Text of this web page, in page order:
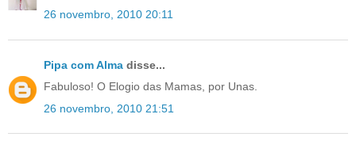
26 novembro, 2010 20:11
Pipa com Alma disse...
Fabuloso! O Elogio das Mamas, por Unas.
26 novembro, 2010 21:51